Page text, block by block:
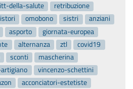
della-salute
retribuzione
omobono sistri
anziani
asporto
giornata-europea
alternanza ztl
covid19
sconti
mascherina
vincenzo-schettini
acconciatori-estetiste